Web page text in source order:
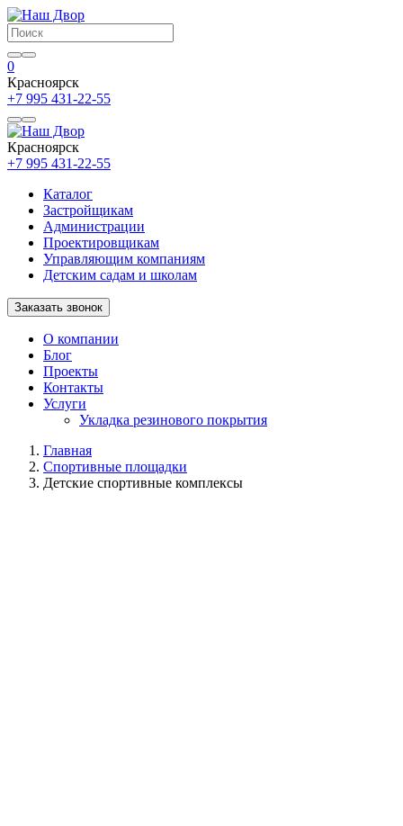
0
Красноярск
+7 995 431-22-55
Красноярск
+7 995 431-22-55
Каталог
Застройщикам
Администрации
Проектировщикам
Управляющим компаниям
Детским садам и школам
Заказать звонок
О компании
Блог
Проекты
Контакты
Услуги
Укладка резинового покрытия
Главная
Спортивные площадки
Детские спортивные комплексы